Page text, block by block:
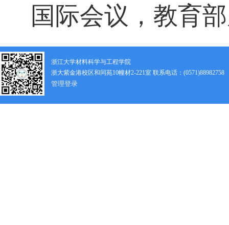
国际会议，教育
浙江大学材料科学与工程学院
浙大紫金港校区和同苑10幢材2-221室 联系电话：(0571)88982758
管理登录